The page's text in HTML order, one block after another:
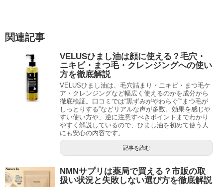
関連記事
VELUSひまし油は顔に使える？毛穴・
ニキビ・まつ毛・クレンジングへの使い
方を徹底解説
VELUSひまし油は、毛穴詰まり・ニキビ・まつ毛ケ
ア・クレンジングなど幅広く使えるのかを成分から
徹底検証。口コミでは“黒ずみがやわらぐ”“まつ毛が
しっとりする”などリアルな声が多数。効果を感じや
すい使い方や、逆に注意すべきポイントまでわかり
やすく解説しているので、ひまし油を初めて使う人
にも安心の内容です。
記事を読む
NMNサプリは薬局で買える？市販の取
扱い状況と失敗しない選び方を徹底解説